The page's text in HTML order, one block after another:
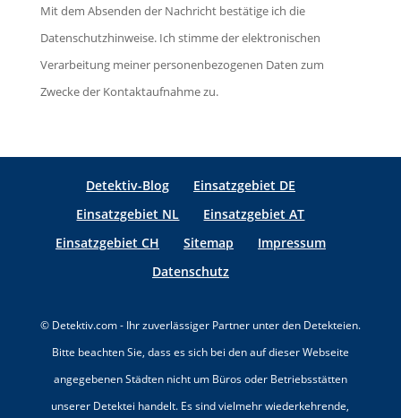
e
e
r
.
e
l
d
l
e
s
e
s
.
Mit dem Absenden der Nachricht bestätige ich die
Datenschutzhinweise. Ich stimme der elektronischen
Verarbeitung meiner personenbezogenen Daten zum
Zwecke der Kontaktaufnahme zu.
Detektiv-Blog
Einsatzgebiet DE
Einsatzgebiet NL
Einsatzgebiet AT
Einsatzgebiet CH
Sitemap
Impressum
Datenschutz
© Detektiv.com - Ihr zuverlässiger Partner unter den Detekteien.
Bitte beachten Sie, dass es sich bei den auf dieser Webseite
angegebenen Städten nicht um Büros oder Betriebsstätten
unserer Detektei handelt. Es sind vielmehr wiederkehrende,